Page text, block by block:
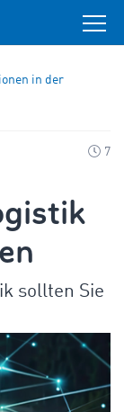
in der
7
sollten Sie